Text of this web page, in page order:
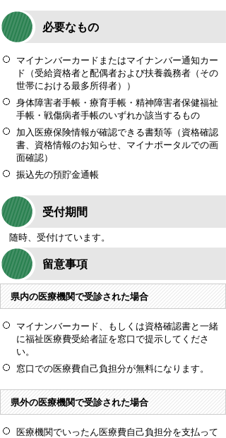
必要なもの
マイナンバーカードまたはマイナンバー通知カー
ド（受給資格者と配偶者および扶養義務者（その
世帯における最多所得者））
身体障害者手帳・療育手帳・精神障害者保健福祉
手帳・戦傷病者手帳のいずれか該当するもの
加入医療保険情報が確認できる書類等（資格確認
書、資格情報のお知らせ、マイナポータルでの画
面確認）
振込先の預貯金通帳
受付期間
随時、受付けています。
留意事項
県内の医療機関で受診された場合
マイナンバーカード、もしくは資格確認書と一緒
に福祉医療費受給者証を窓口で提示してくださ
い。
窓口での医療費自己負担分が無料になります。
県外の医療機関で受診された場合
医療機関でいったん医療費自己負担分を支払って